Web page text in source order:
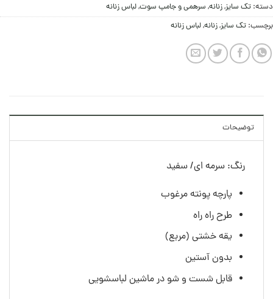
دسته: تک سایز,زنانه, سرهمی و جامپ سوت,لباس زنانه
برچسب: تک سایز,زنانه,لباس زنانه
توضیحات
رنگ: سرمه ای/ سفید
پارچه پونته مرغوب
طرح راه راه
یقه خشتی (مربع)
بدون آستین
قابل شست و شو در ماشین لباسشویی